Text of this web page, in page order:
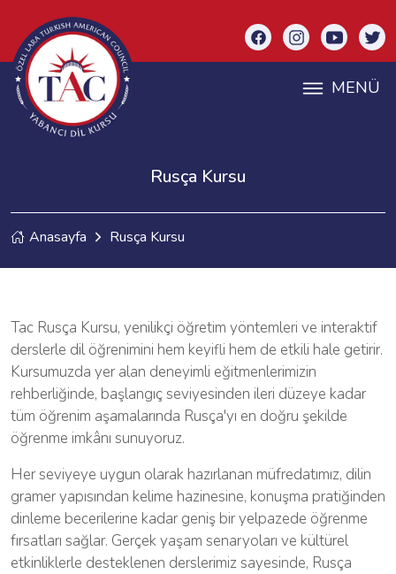
MENÜ
Rusça Kursu
Anasayfa Rusça Kursu
Tac Rusça Kursu, yenilikçi öğretim yöntemleri ve interaktif
derslerle dil öğrenimini hem keyifli hem de etkili hale getirir.
Kursumuzda yer alan deneyimli eğitmenlerimizin
rehberliğinde, başlangıç seviyesinden ileri düzeye kadar
tüm öğrenim aşamalarında Rusça'yı en doğru şekilde
öğrenme imkânı sunuyoruz.
Her seviyeye uygun olarak hazırlanan müfredatımız, dilin
gramer yapısından kelime hazinesine, konuşma pratiğinden
dinleme becerilerine kadar geniş bir yelpazede öğrenme
fırsatları sağlar. Gerçek yaşam senaryoları ve kültürel
etkinliklerle desteklenen derslerimiz sayesinde, Rusça